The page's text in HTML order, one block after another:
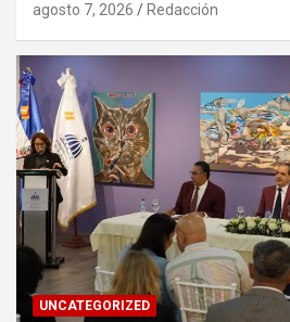
agosto 7, 2026 Redacción
UNCATEGORIZED